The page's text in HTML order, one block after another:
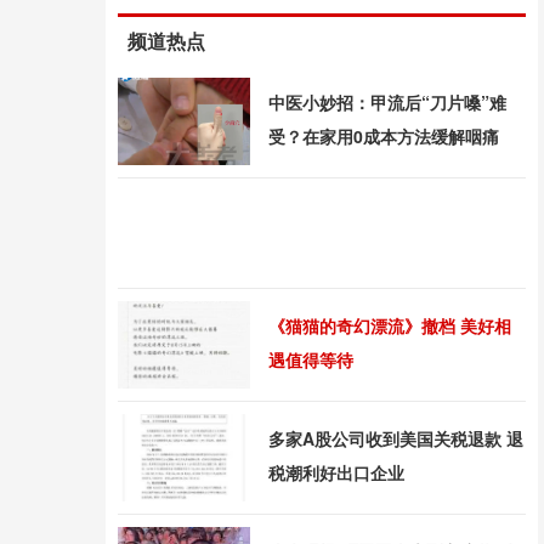
频道热点
中医小妙招：甲流后“刀片嗓”难
受？在家用0成本方法缓解咽痛
《猫猫的奇幻漂流》撤档 美好相
遇值得等待
多家A股公司收到美国关税退款 退
税潮利好出口企业